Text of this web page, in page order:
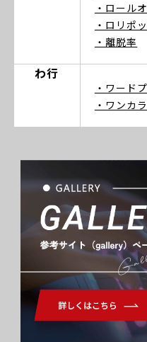
・ロール
・ロリポ
・離脱率
わ行
・ワード
・ワンカ